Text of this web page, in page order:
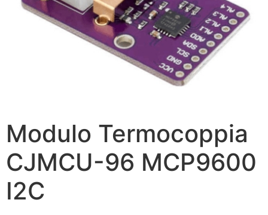
Modulo Termocoppia
CJMCU-96 MCP9600
I2C